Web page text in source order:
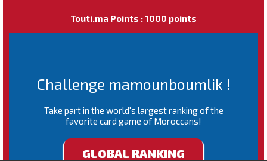
Touti.ma Points : 1000 points
Challenge mamounboumlik !
Take part in the world's largest ranking of the
favorite card game of Moroccans!
GLOBAL RANKING